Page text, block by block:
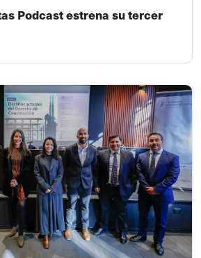
Podcast estrena su tercer